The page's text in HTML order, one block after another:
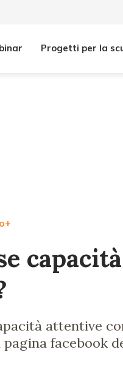
Progetti per la
attentive
facebook